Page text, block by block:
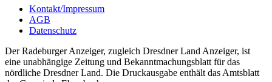
Kontakt/Impressum
AGB
Datenschutz
Der Radeburger Anzeiger, zugleich Dresdner Land Anzeiger, ist
eine unabhängige Zeitung und Bekanntmachungsblatt für das
nördliche Dresdner Land. Die Druckausgabe enthält das Amtsblatt